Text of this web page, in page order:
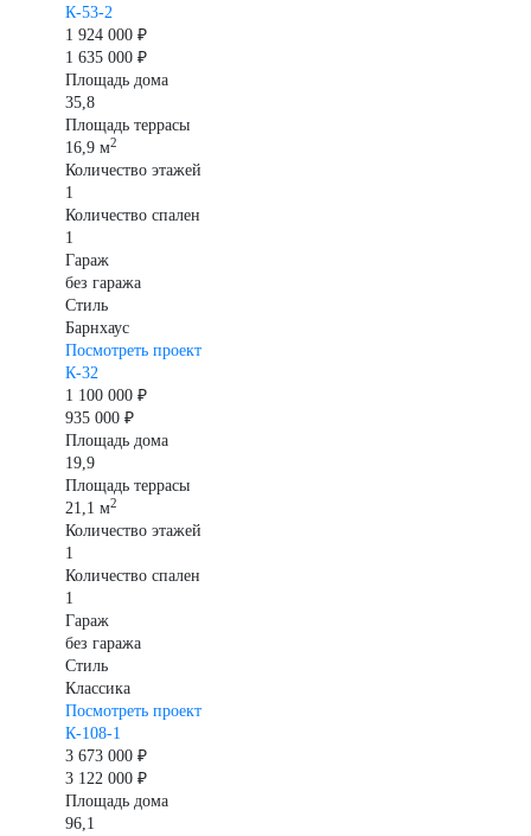
К-53-2
1 924 000 ₽
1 635 000 ₽
Площадь дома
35,8
Площадь террасы
16,9 м2
Количество этажей
1
Количество спален
1
Гараж
без гаража
Стиль
Барнхаус
Посмотреть проект
К-32
1 100 000 ₽
935 000 ₽
Площадь дома
19,9
Площадь террасы
21,1 м2
Количество этажей
1
Количество спален
1
Гараж
без гаража
Стиль
Классика
Посмотреть проект
К-108-1
3 673 000 ₽
3 122 000 ₽
Площадь дома
96,1